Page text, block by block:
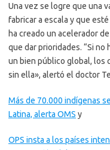
Una vez se logre que una
fabricar a escala y que
ha creado un acelerador
que dar prioridades. “Si no
un bien público global, los
sin ella», alertó el doctor
Más de 70.000 indígenas
Latina, alerta OMS y
OPS insta a los países